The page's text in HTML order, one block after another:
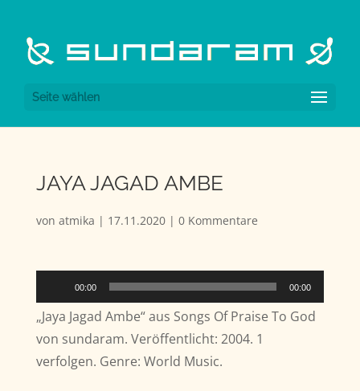
Seite wählen
JAYA JAGAD AMBE
von atmika | 17.11.2020| 0 Kommentare
Player
00:00 00:00
„Jaya Jagad Ambe“ aus Songs Of Praise To God
von sundaram. Veröffentlicht: 2004. 1
verfolgen. Genre: World Music.